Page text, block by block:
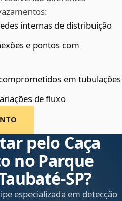
internas de distribuição
e pontos com
em tubulações
de fluxo
pelo Caça
no Parque
especializada em detecção